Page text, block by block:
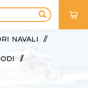
NAVALI /
/